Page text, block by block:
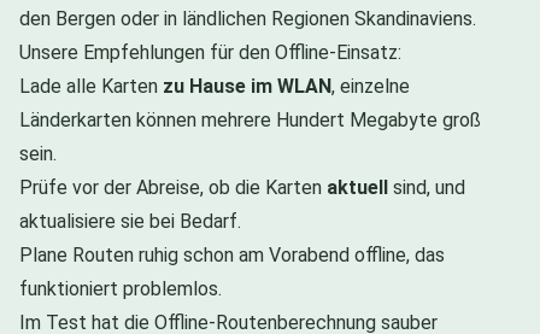
den Bergen oder in ländlichen Regionen Skandinaviens.
Unsere Empfehlungen für den Offline-Einsatz:
Lade alle Karten zu Hause im WLAN, einzelne
Länderkarten können mehrere Hundert Megabyte groß
sein.
Prüfe vor der Abreise, ob die Karten aktuell sind, und
aktualisiere sie bei Bedarf.
Plane Routen ruhig schon am Vorabend offline, das
funktioniert problemlos.
Im Test hat die Offline-Routenberechnung sauber